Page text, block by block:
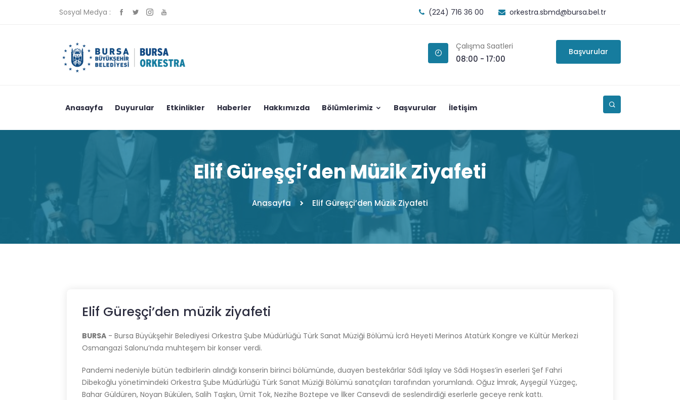
Sosyal Medya : (224) 716 36 00 orkestra.sbmd@bursa.bel.tr
Çalışma Saatleri
08:00 - 17:00
Başvurular
Anasayfa Duyurular Etkinlikler Haberler Hakkımızda Bölümlerimiz Başvurular İletişim
Elif Güreşçi’den Müzik Ziyafeti
Anasayfa Elif Güreşçi’den Müzik Ziyafeti
Elif Güreşçi’den müzik ziyafeti
BURSA - Bursa Büyükşehir Belediyesi Orkestra Şube Müdürlüğü Türk Sanat Müziği Bölümü İcrâ Heyeti Merinos Atatürk Kongre ve Kültür Merkezi
Osmangazi Salonu’nda muhteşem bir konser verdi.
Pandemi nedeniyle bütün tedbirlerin alındığı konserin birinci bölümünde, duayen bestekârlar Sâdi Işılay ve Sâdi Hoşses’in eserleri Şef Fahri
Dibekoğlu yönetimindeki Orkestra Şube Müdürlüğü Türk Sanat Müziği Bölümü sanatçıları tarafından yorumlandı. Oğuz İmrak, Ayşegül Yüzgeç,
Bahar Güldüren, Noyan Bükülen, Salih Taşkın, Ümit Tok, Nezihe Boztepe ve İlker Cansevdi de seslendirdiği eserlerle geceye renk kattı.